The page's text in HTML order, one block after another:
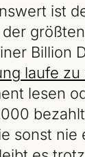
ist
Billion
laufe zu
lesen
sonst nie